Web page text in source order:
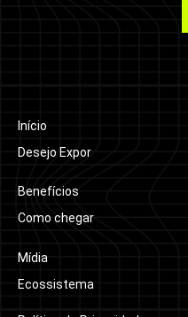
Início
Desejo Expor
Benefícios
Como chegar
Mídia
Ecossistema